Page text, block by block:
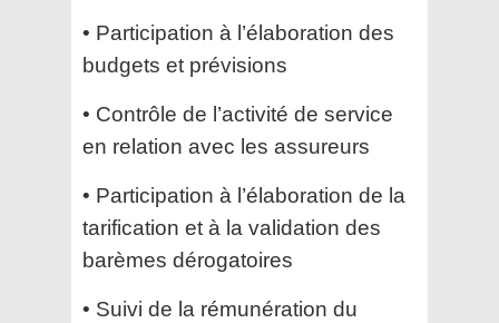
• Participation à l’élaboration des
budgets et prévisions
• Contrôle de l’activité de service
en relation avec les assureurs
• Participation à l’élaboration de la
tarification et à la validation des
barèmes dérogatoires
• Suivi de la rémunération du